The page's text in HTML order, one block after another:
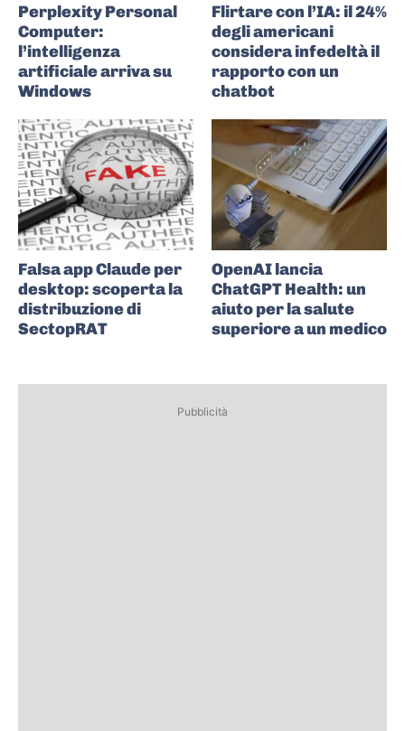
Perplexity Personal
Computer:
l’intelligenza
artificiale arriva su
Windows
Flirtare con l’IA: il 24%
degli americani
considera infedeltà il
rapporto con un
chatbot
Falsa app Claude per
desktop: scoperta la
distribuzione di
SectopRAT
OpenAI lancia
ChatGPT Health: un
aiuto per la salute
superiore a un medico
Pubblicità